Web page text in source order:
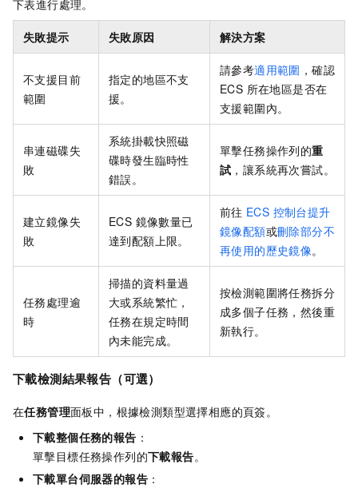
下表進行處理。
失敗提示 失敗原因 解決方案
不支援目前
範圍
指定的地區不支
援。
請參考適用範圍 ，確認
ECS 所在地區是否在
支援範圍內。
串連磁碟失
敗
系統掛載快照磁
碟時發生臨時性
錯誤。
單擊任務操作列的重
試 ，讓系統再次嘗試。
建立鏡像失
敗
ECS 鏡像數量已
達到配額上限。
前往 ECS 控制台提升
鏡像配額或刪除部分不
再使用的歷史鏡像。
任務處理逾
時
掃描的資料量過
大或系統繁忙，
任務在規定時間
內未能完成。
按檢測範圍將任務拆分
成多個子任務，然後重
新執行。
下載檢測結果報告（可選）
在任務管理面板中，根據檢測類型選擇相應的頁簽。
下載整個任務的報告 ：
單擊目標任務操作列的下載報告。
下載單台伺服器的報告 ：